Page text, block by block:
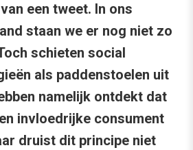
een tweet. In ons
staan we er nog niet zo
schieten social
als paddenstoelen uit
namelijk ontdekt dat
invloedrijke consument
druist dit principe niet